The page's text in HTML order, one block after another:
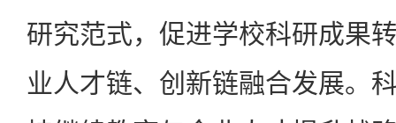
研究范式，促进学校科研成果
业人才链、创新链融合发展。